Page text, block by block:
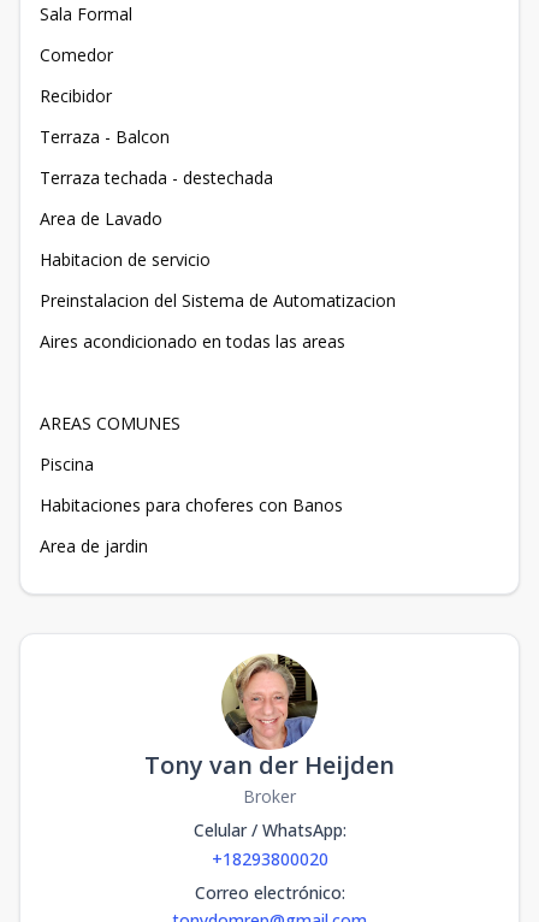
Sala Formal
Comedor
Recibidor
Terraza - Balcon
Terraza techada - destechada
Area de Lavado
Habitacion de servicio
Preinstalacion del Sistema de Automatizacion
Aires acondicionado en todas las areas
AREAS COMUNES
Piscina
Habitaciones para choferes con Banos
Area de jardin
Tony van der Heijden
Broker
Celular / WhatsApp:
+18293800020
Correo electrónico: